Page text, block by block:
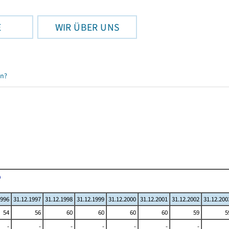
WIR ÜBER UNS
31.12.1997 31.12.1998 31.12.1999 31.12.2000 31.12.2001 31.12.2002
54 56 60 60 60 60 59
- - - - - -
-